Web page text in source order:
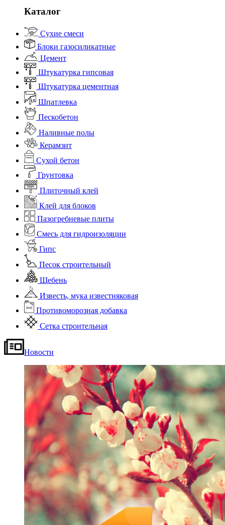
Каталог
Сухие смеси
Блоки газосиликатные
Цемент
Штукатурка гипсовая
Штукатурка цементная
Шпатлевка
Пескобетон
Наливные полы
Керамзит
Сухой бетон
Грунтовка
Плиточный клей
Клей для блоков
Пазогребневые плиты
Смесь для гидроизоляции
Гипс
Песок строительный
Щебень
Известь, мука известняковая
Противоморозная добавка
Сетка строительная
Новости